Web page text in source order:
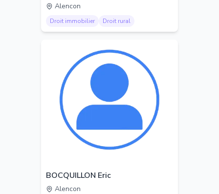
Alencon
Droit immobilier Droit rural
BOCQUILLON Eric
Alencon